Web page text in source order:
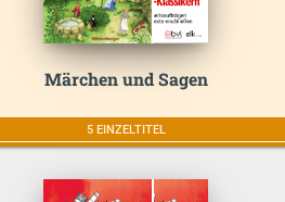
Märchen und Sagen
5 EINZELTITEL